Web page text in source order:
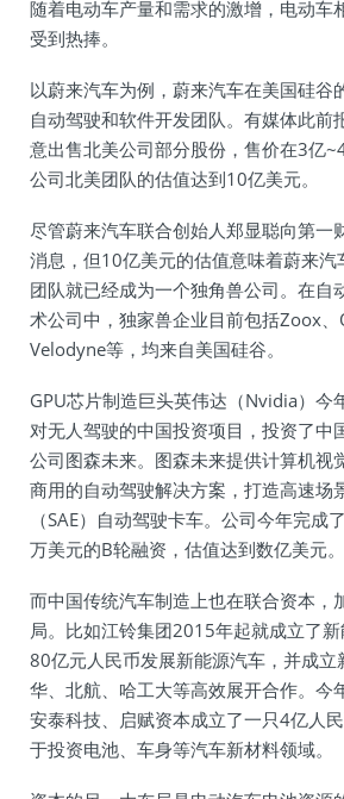
随着电动车产量和需求的激增，电动车
受到热捧。
以蔚来汽车为例，蔚来汽车在美国硅谷
自动驾驶和软件开发团队。有媒体此前
意出售北美公司部分股份，售价在3亿
公司北美团队的估值达到10亿美元。
尽管蔚来汽车联合创始人郑显聪向第一
消息，但10亿美元的估值意味着蔚来汽
团队就已经成为一个独角兽公司。在自
术公司中，独家兽企业目前包括Zoox
Velodyne等，均来自美国硅谷。
GPU芯片制造巨头英伟达（Nvidia）今
对无人驾驶的中国投资项目，投资了中
公司图森未来。图森未来提供计算机视
商用的自动驾驶解决方案，打造高速场
（SAE）自动驾驶卡车。公司今年完成
万美元的B轮融资，估值达到数亿美元。
而中国传统汽车制造上也在联合资本，
局。比如江铃集团2015年起就成立了
80亿元人民币发展新能源汽车，并成立
华、北航、哈工大等高效展开合作。今
安泰科技、启赋资本成立了一只4亿人
于投资电池、车身等汽车新材料领域。